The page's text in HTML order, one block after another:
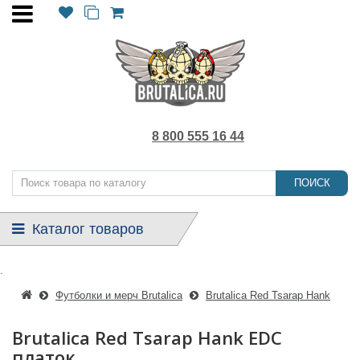
8 800 555 16 44
ПОИСК
Каталог товаров
Футболки и мерч Brutalica Brutalica Red Tsarap Hank
Brutalica Red Tsarap Hank EDC